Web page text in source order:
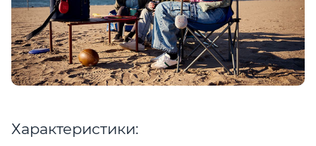
Характеристики: